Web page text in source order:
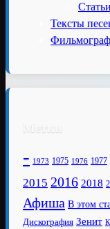
Статьи
Тексты
Метки
- 1973 1975 1976 1977
2015 2016 2018
Афиша В этом
Дискография Зенит